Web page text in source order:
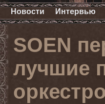
Новости Интервью
SOEN
лучшие